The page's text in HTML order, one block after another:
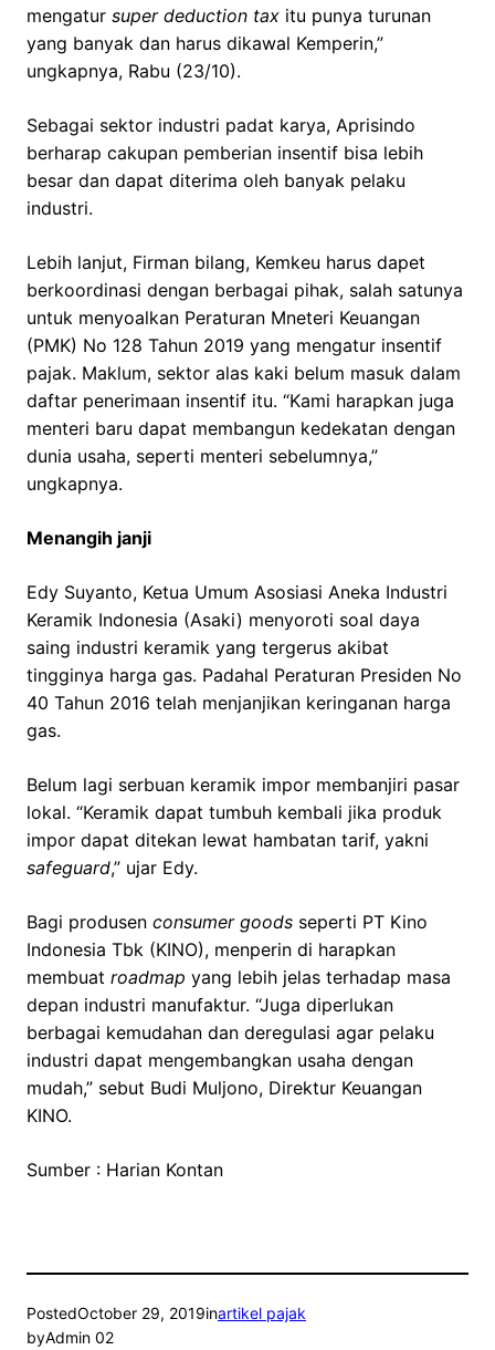
mengatur super deduction tax itu punya turunan
yang banyak dan harus dikawal Kemperin,”
ungkapnya, Rabu (23/10).
Sebagai sektor industri padat karya, Aprisindo
berharap cakupan pemberian insentif bisa lebih
besar dan dapat diterima oleh banyak pelaku
industri.
Lebih lanjut, Firman bilang, Kemkeu harus dapet
berkoordinasi dengan berbagai pihak, salah satunya
untuk menyoalkan Peraturan Mneteri Keuangan
(PMK) No 128 Tahun 2019 yang mengatur insentif
pajak. Maklum, sektor alas kaki belum masuk dalam
daftar penerimaan insentif itu. “Kami harapkan juga
menteri baru dapat membangun kedekatan dengan
dunia usaha, seperti menteri sebelumnya,”
ungkapnya.
Menangih janji
Edy Suyanto, Ketua Umum Asosiasi Aneka Industri
Keramik Indonesia (Asaki) menyoroti soal daya
saing industri keramik yang tergerus akibat
tingginya harga gas. Padahal Peraturan Presiden No
40 Tahun 2016 telah menjanjikan keringanan harga
gas.
Belum lagi serbuan keramik impor membanjiri pasar
lokal. “Keramik dapat tumbuh kembali jika produk
impor dapat ditekan lewat hambatan tarif, yakni
safeguard,” ujar Edy.
Bagi produsen consumer goods seperti PT Kino
Indonesia Tbk (KINO), menperin di harapkan
membuat roadmap yang lebih jelas terhadap masa
depan industri manufaktur. “Juga diperlukan
berbagai kemudahan dan deregulasi agar pelaku
industri dapat mengembangkan usaha dengan
mudah,” sebut Budi Muljono, Direktur Keuangan
KINO.
Sumber : Harian Kontan
PostedOctober 29, 2019inartikel pajak
byAdmin 02